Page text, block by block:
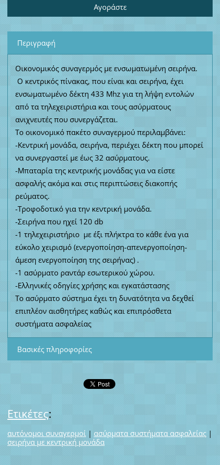
Περιγραφή
Οικονομικός συναγερμός με ενσωματωμένη σειρήνα.
Ο κεντρικός πίνακας, που είναι και σειρήνα, έχει
ενσωματωμένο δέκτη 433 Mhz για τη λήψη εντολών
από τα τηλεχειριστήρια και τους ασύρματους
ανιχνευτές που συνεργάζεται.
Το οικονομικό πακέτο συναγερμού περιλαμβάνει:
-Κεντρική μονάδα, σειρήνα, περιέχει δέκτη που μπορεί
να συνεργαστεί με έως 32 ασύρματους.
-Μπαταρία της κεντρικής μονάδας για να είστε
ασφαλής ακόμα και στις περιπτώσεις διακοπής
ρεύματος.
-Τροφοδοτικό για την κεντρική μονάδα.
-Σειρήνα που ηχεί 120 db
-1 τηλεχειριστήριο με έξι πλήκτρα το κάθε ένα για
εύκολο χειρισμό (ενεργοποίηση-απενεργοποίηση-
άμεση ενεργοποίηση της σειρήνας) .
-1 ασύρματο ραντάρ εσωτερικού χώρου.
-Ελληνικές οδηγίες χρήσης και εγκατάστασης
Το ασύρματο σύστημα έχει τη δυνατότητα να δεχθεί
επιπλέον αισθητήρες καθώς και επιπρόσθετα
συστήματα ασφαλείας
Βασικές πληροφορίες
Ετικέτες:
αυτόνομοι συναγερμοί | ασύρματα συστήματα ασφαλείας |
σειρήνα με κεντρική μονάδα